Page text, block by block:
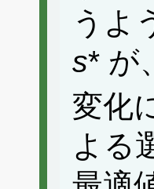
うよ
s* が
変化
よる